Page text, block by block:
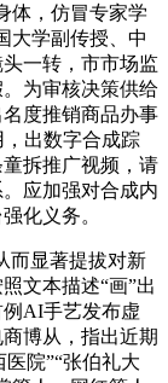
体，仿冒专家学
大学副传授、中
一转，市市场监
为审核决策供给
度推销商品办事
出数字合成踪
拆推广视频，请
应加强对合成内
化义务。
显著提拔对新
文本描述“画”出
AI手艺发布虚
博从，指出近期
院”“张伯礼大